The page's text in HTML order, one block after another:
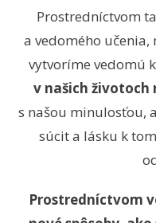
Prostredníctvom
a vedomého
vytvoríme vedomú
v našich
s našou minulosťou,
súcit a lásku k
Prostredníctvom